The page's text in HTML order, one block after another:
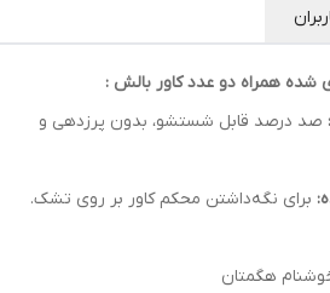
همراه دو عدد کاور بالش :
صد درصد قابل شستشو، بدون پرزدهی و
برای نگه‌داشتن محکم کاور بر روی تشک.
هگمتان